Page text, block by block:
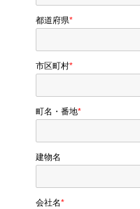
都道府県*
市区町村*
町名・番地*
建物名
会社名*